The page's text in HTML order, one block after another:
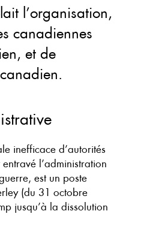
l’organisation,
canadiennes
et de
inefficace d’autorités
l’administration
est un poste
(du 31 octobre
jusqu’à la dissolution